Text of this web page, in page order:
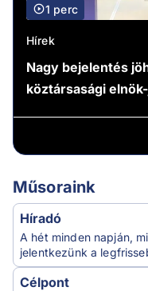
1 perc
Hírek
Nagy bejelentés
köztársasági
Műsoraink
Híradó
A hét minden napján,
jelentkezünk a
Célpont